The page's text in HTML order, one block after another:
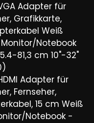
Adapter für
Grafikkarte,
Weiß
Notebook
81,3 cm 10"-32"
Adapter für
Fernseher,
15 cm Weiß
Notebook -